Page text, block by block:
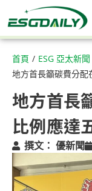
首頁 / ESG 亞太新聞
地方首長籲碳費分
地方首長
比例應達
撰文： 優新聞